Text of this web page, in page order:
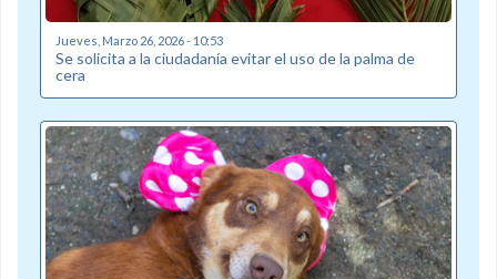
Jueves, Marzo 26, 2026 - 10:53
Se solicita a la ciudadanía evitar el uso de la palma de
cera